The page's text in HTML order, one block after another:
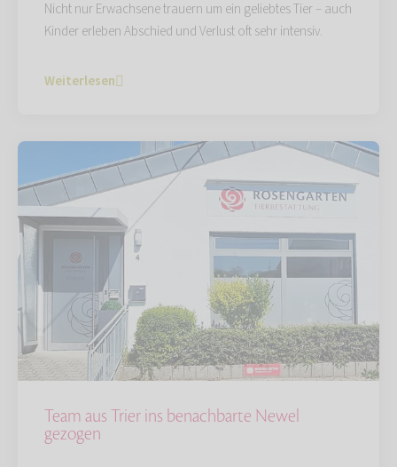
Nicht nur Erwachsene trauern um ein geliebtes Tier – auch
Kinder erleben Abschied und Verlust oft sehr intensiv.
Weiterlesen
Team aus Trier ins benachbarte Newel
gezogen